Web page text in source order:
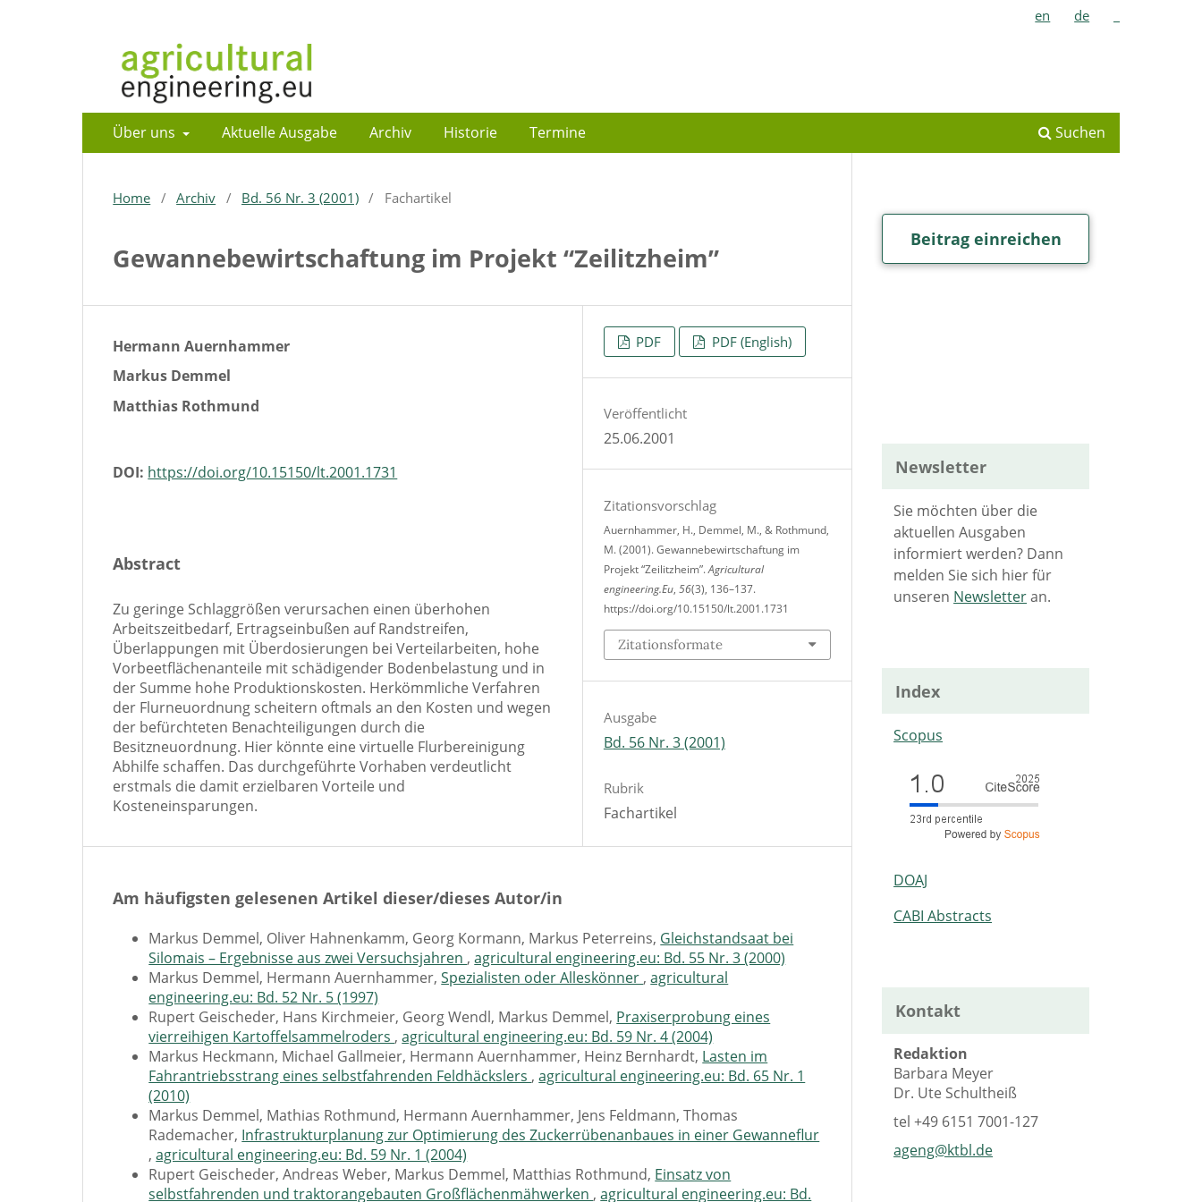
Über uns Aktuelle Ausgabe Archiv Historie Termine Suchen
en de
Home / Archiv / Bd. 56 Nr. 3 (2001) / Fachartikel
Gewannebewirtschaftung im Projekt “Zeilitzheim”
Hermann Auernhammer
Markus Demmel
Matthias Rothmund
DOI: https://doi.org/10.15150/lt.2001.1731
Abstract
Zu geringe Schlaggrößen verursachen einen überhohen
Arbeitszeitbedarf, Ertragseinbußen auf Randstreifen,
Überlappungen mit Überdosierungen bei Verteilarbeiten, hohe
Vorbeetflächenanteile mit schädigender Bodenbelastung und in
der Summe hohe Produktionskosten. Herkömmliche Verfahren
der Flurneuordnung scheitern oftmals an den Kosten und wegen
der befürchteten Benachteiligungen durch die
Besitzneuordnung. Hier könnte eine virtuelle Flurbereinigung
Abhilfe schaffen. Das durchgeführte Vorhaben verdeutlicht
erstmals die damit erzielbaren Vorteile und
Kosteneinsparungen.
PDF PDF (English)
Veröffentlicht
25.06.2001
Zitationsvorschlag
Auernhammer, H., Demmel, M., & Rothmund,
M. (2001). Gewannebewirtschaftung im
Projekt “Zeilitzheim”.Agricultural
engineering.Eu, 56(3), 136–137.
https://doi.org/10.15150/lt.2001.1731
Zitationsformate
Ausgabe
Bd. 56 Nr. 3 (2001)
Rubrik
Fachartikel
Am häufigsten gelesenen Artikel dieser/dieses Autor/in
Markus Demmel, Oliver Hahnenkamm, Georg Kormann, Markus Peterreins, Gleichstandsaat bei
Silomais – Ergebnisse aus zwei Versuchsjahren ,agricultural engineering.eu: Bd. 55 Nr. 3 (2000)
Markus Demmel, Hermann Auernhammer,Spezialisten oder Alleskönner ,agricultural
engineering.eu: Bd. 52 Nr. 5 (1997)
Rupert Geischeder, Hans Kirchmeier, Georg Wendl, Markus Demmel, Praxiserprobung eines
vierreihigen Kartoffelsammelroders ,agricultural engineering.eu: Bd. 59 Nr. 4 (2004)
Markus Heckmann, Michael Gallmeier, Hermann Auernhammer, Heinz Bernhardt, Lasten im
Fahrantriebsstrang eines selbstfahrenden Feldhäckslers ,agricultural engineering.eu: Bd. 65 Nr. 1
(2010)
Markus Demmel, Mathias Rothmund, Hermann Auernhammer, Jens Feldmann, Thomas
Rademacher, Infrastrukturplanung zur Optimierung des Zuckerrübenanbaues in einer Gewanneflur
,agricultural engineering.eu: Bd. 59 Nr. 1 (2004)
Rupert Geischeder, Andreas Weber, Markus Demmel, Matthias Rothmund, Einsatz von
selbstfahrenden und traktorangebauten Großflächenmähwerken ,agricultural engineering.eu: Bd.
Beitrag einreichen
Newsletter
Sie möchten über die
aktuellen Ausgaben
informiert werden? Dann
melden Sie sich hier für
unseren Newsletteran.
Index
Scopus
DOAJ
CABI Abstracts
Kontakt
Redaktion
Barbara Meyer
Dr. Ute Schultheiß
tel+49 6151 7001-127
ageng@ktbl.de